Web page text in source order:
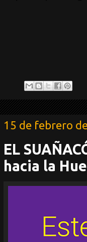
15 de febrero
EL
hacia la